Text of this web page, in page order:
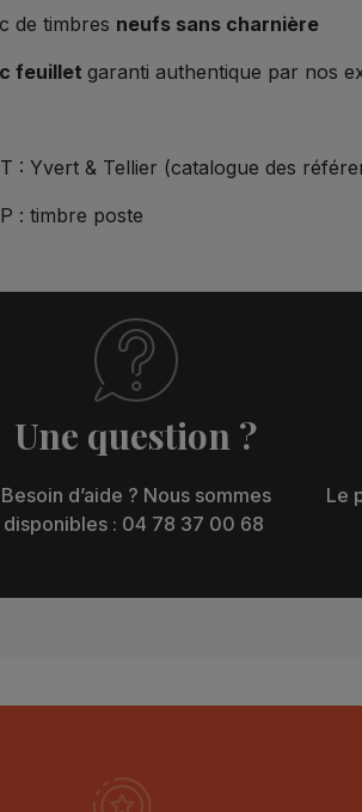
de timbres neufs sans charnière
feuillet garanti authentique par nos
: Yvert & Tellier (catalogue des
: timbre poste
Une question ?
Besoin d’aide ? Nous sommes
disponibles : 04 78 37 00 68
Le